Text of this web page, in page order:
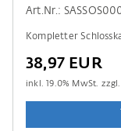
Art.Nr.:
Kompletter
38,97 EUR
inkl.19.0% MwSt. zzgl.